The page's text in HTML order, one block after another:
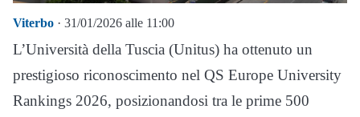
Viterbo · 31/01/2026 alle 11:00
L’Università della Tuscia (Unitus) ha ottenuto un
prestigioso riconoscimento nel QS Europe University
Rankings 2026, posizionandosi tra le prime 500